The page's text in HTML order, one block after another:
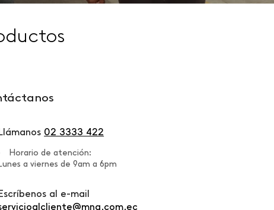
02 3333 422
Horario de atención:
Lunes a viernes de 9am a 6pm
al e-mail